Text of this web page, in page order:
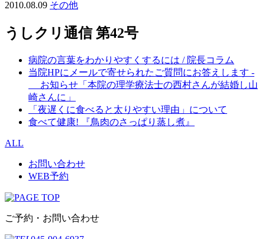
2010.08.09 その他
うしクリ通信 第42号
病院の言葉をわかりやすくするには / 院長コラム
当院HPにメールで寄せられたご質問にお答えします -
お知らせ「本院の理学療法士の西村さんが結婚し山
崎さんに」
「夜遅くに食べると太りやすい理由」について
食べて健康! 『鳥肉のさっぱり蒸し煮』
ALL
お問い合わせ
WEB予約
ご予約・お問い合わせ